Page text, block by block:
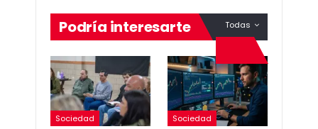
Todas
Podría interesarte
Sociedad Sociedad